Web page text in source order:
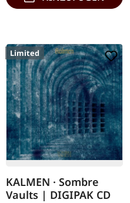
Limited
KALMEN · Sombre
Vaults | DIGIPAK CD